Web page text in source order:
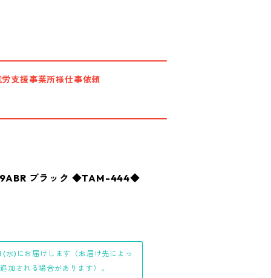
労支援事業所様仕事依頼
ブラック ◆TAM-444◆
水)にお届けします（お届け先によっ
加される場合があります）。